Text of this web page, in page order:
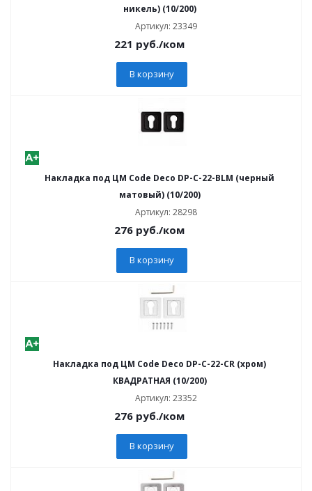
никель) (10/200)
Артикул: 23349
221 руб./ком
В корзину
Накладка под ЦМ Code Deco DP-C-22-BLM (черный
матовый) (10/200)
Артикул: 28298
276руб./ком
В корзину
Накладка под ЦМ Code Deco DP-C-22-CR (хром)
КВАДРАТНАЯ (10/200)
Артикул: 23352
276руб./ком
В корзину